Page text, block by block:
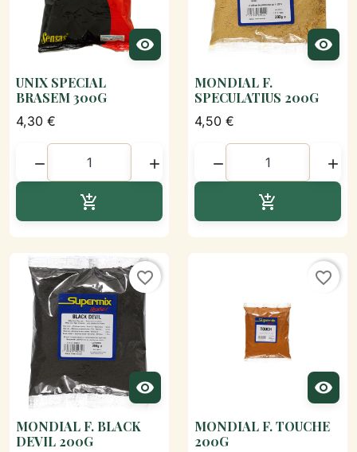

UNIX SPECIAL
BRASEM 300G
4,30 €
 


MONDIAL F.
SPECULATIUS 200G
4,50 €
 


favorite_border
MONDIAL F. BLACK
DEVIL 200G

favorite_border
MONDIAL F. TOUCHE
200G